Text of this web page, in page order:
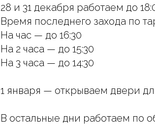
28 и 31 декабря работаем до
Время последнего захода по
На час — до 16:30
На 2 часа — до 15:30
На 3 часа — до 14:30
1 января — открываем двери
В остальные дни работаем по